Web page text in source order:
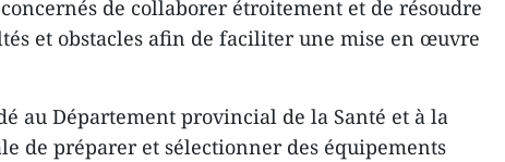
concernés de collaborer étroitement et de résoudre
et obstacles afin de faciliter une mise en œuvre
au Département provincial de la Santé et à la
de préparer et sélectionner des équipements